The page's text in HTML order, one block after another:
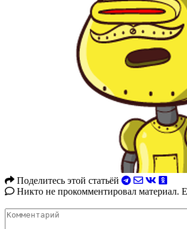
Поделитесь этой статьёй
Никто не прокомментировал материал.